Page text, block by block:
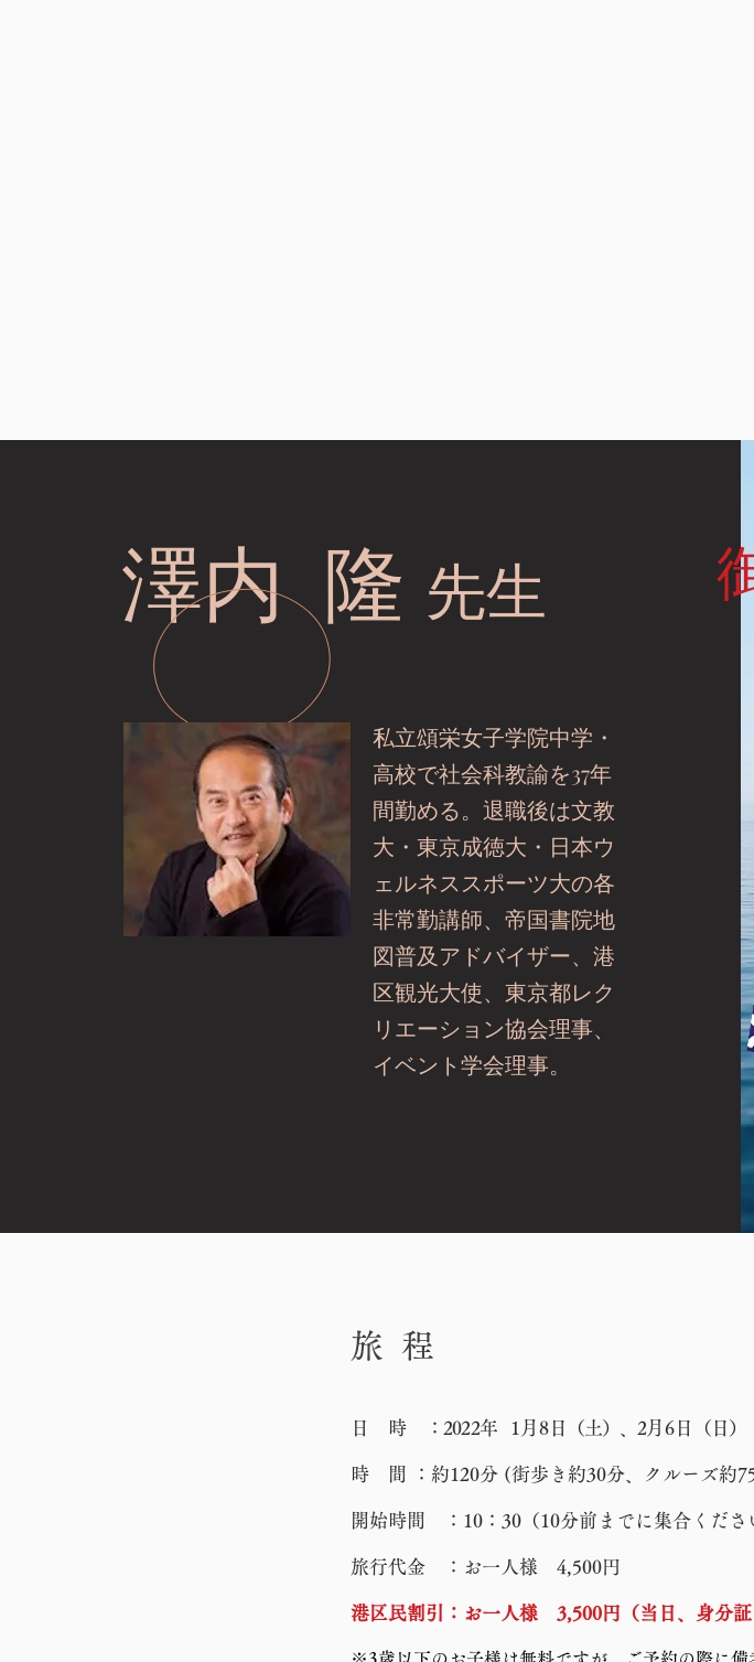
​澤内 隆 先生
私立頌栄女子学院中学・
高校で社会科教諭を37年
間勤める。退職後は文教
大・東京成徳大・日本ウ
ェルネススポーツ大の各
非常勤講師、帝国書院地
図普及アドバイザー、港
区観光大使、東京都レク
リエーション協会理事、
イベント学会理事。
​旅 程
日 時 ：2022年 1 月8日（土）、2月6 日（日）
時 間 ：約120分 (街歩き約30分、クルーズ約
開始時間 ：10：30（10分前までに集合くださ
旅行代金 ：お一人様 4,500円
港区民割引：お一人様 3,500円（当日、身分証